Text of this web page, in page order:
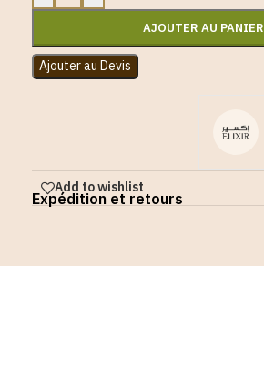
AJOUTER AU PANIER
Ajouter au Devis
Add to wishlist
Expédition et retours